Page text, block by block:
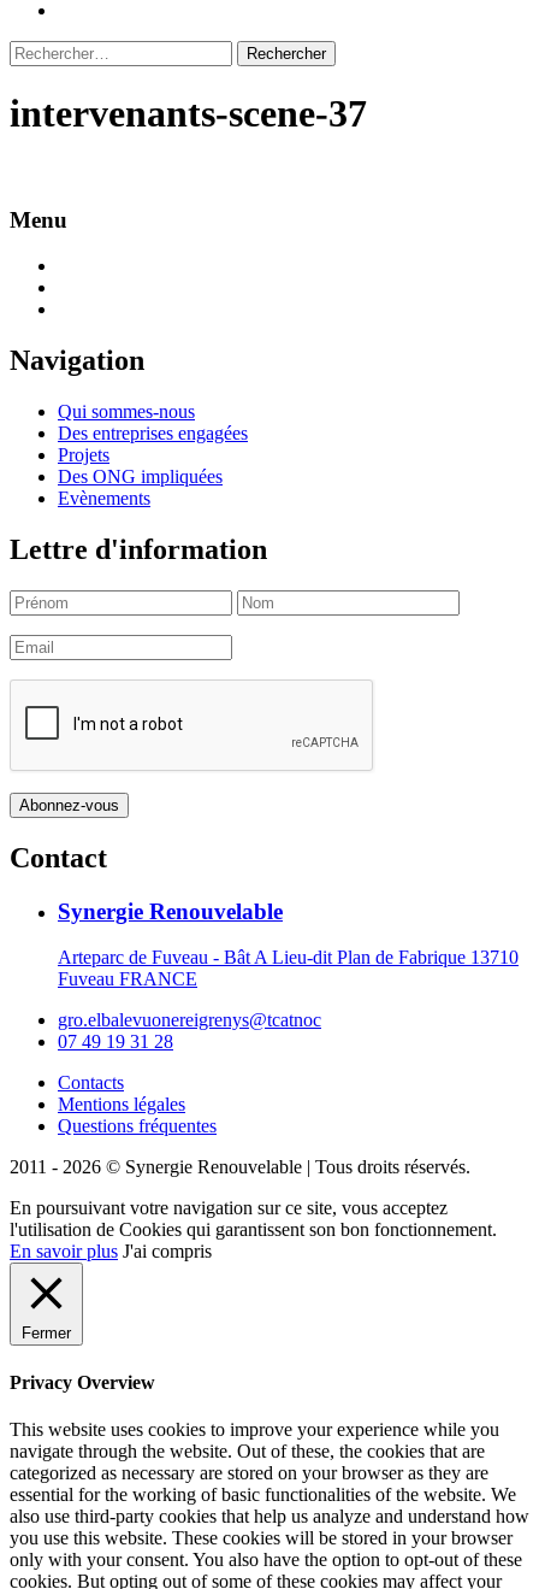
Rechercher :
intervenants-scene-37
Menu
Navigation
Qui sommes-nous
Des entreprises engagées
Projets
Des ONG impliquées
Evènements
Lettre d'information
Contact
Synergie Renouvelable
Arteparc de Fuveau - Bât A Lieu-dit Plan de Fabrique 13710
Fuveau FRANCE
gro.elbalevuonereigrenys@tcatnoc
07 49 19 31 28
Contacts
Mentions légales
Questions fréquentes
2011 - 2026 © Synergie Renouvelable |
Tous droits réservés.
En poursuivant votre navigation sur ce site, vous acceptez
l'utilisation de Cookies qui garantissent son bon fonctionnement.
En savoir plus J'ai compris
Fermer
Privacy Overview
This website uses cookies to improve your experience while you
navigate through the website. Out of these, the cookies that are
categorized as necessary are stored on your browser as they are
essential for the working of basic functionalities of the website. We
also use third-party cookies that help us analyze and understand how
you use this website. These cookies will be stored in your browser
only with your consent. You also have the option to opt-out of these
cookies. But opting out of some of these cookies may affect your